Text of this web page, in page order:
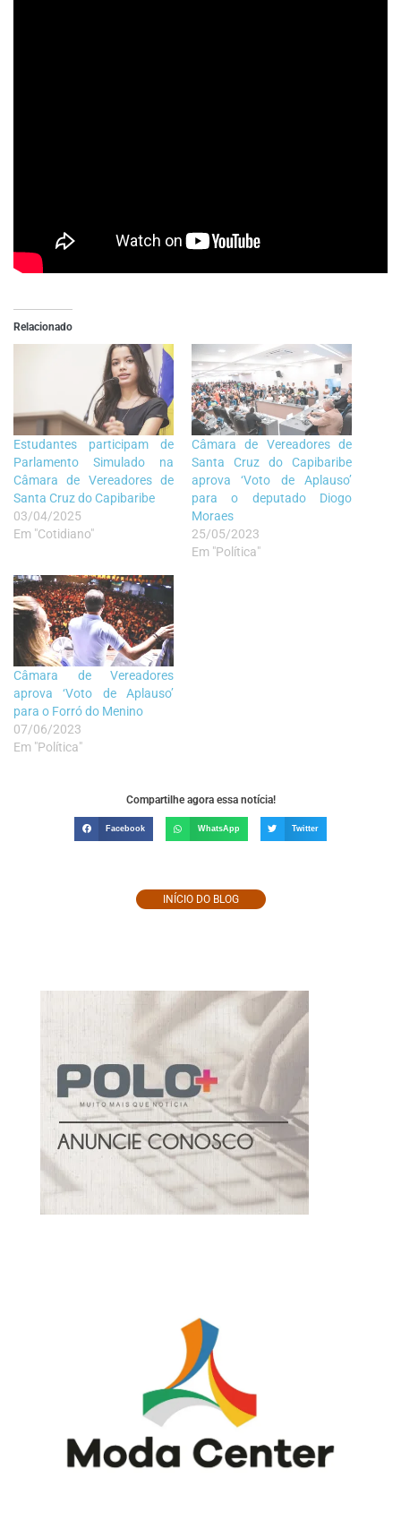
Relacionado
Estudantes participam de
Parlamento Simulado na
Câmara de Vereadores de
Santa Cruz do Capibaribe
03/04/2025
Em "Cotidiano"
Câmara de Vereadores de
Santa Cruz do Capibaribe
aprova ‘Voto de Aplauso’
para o deputado Diogo
Moraes
25/05/2023
Em "Política"
Câmara de Vereadores
aprova ‘Voto de Aplauso’
para o Forró do Menino
07/06/2023
Em "Política"
Compartilhe agora essa notícia!
Facebook WhatsApp Twitter
INÍCIO DO BLOG